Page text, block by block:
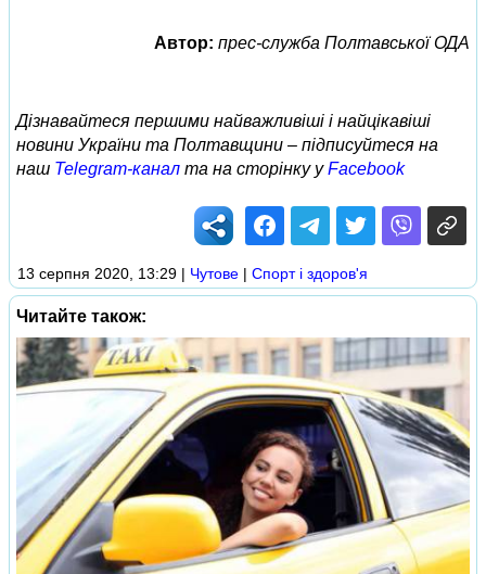
Автор: прес-служба Полтавської ОДА
Дізнавайтеся першими найважливіші і найцікавіші
новини України та Полтавщини – підписуйтеся на
наш Telegram-канал та на сторінку уFacebook
13 серпня 2020, 13:29 | Чутове | Спорт і здоров'я
Читайте також: